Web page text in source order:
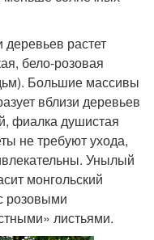
растет
бело-розовая
Большие массивы
вблизи деревьев
фиалка душистая
не требуют ухода,
Унылый
монгольский
розовыми
листьями.